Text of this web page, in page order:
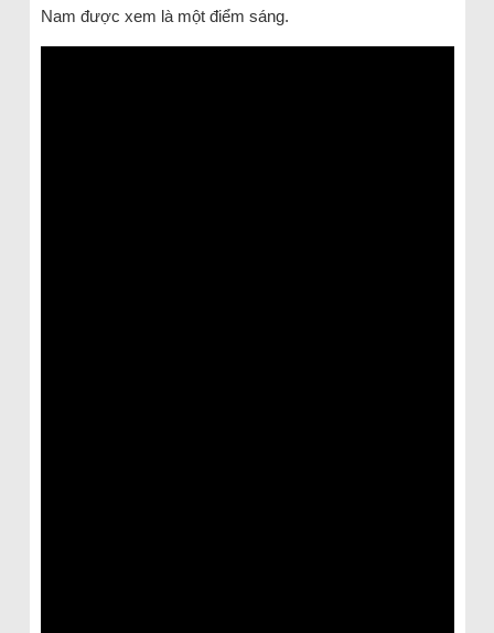
Nam được xem là một điểm sáng.